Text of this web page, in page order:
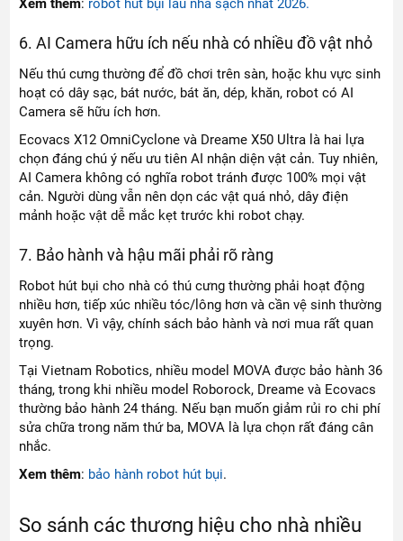
Xem thêm: robot hút bụi lau nhà sạch nhất 2026.
6. AI Camera hữu ích nếu nhà có nhiều đồ vật nhỏ
Nếu thú cưng thường để đồ chơi trên sàn, hoặc khu vực sinh
hoạt có dây sạc, bát nước, bát ăn, dép, khăn, robot có AI
Camera sẽ hữu ích hơn.
Ecovacs X12 OmniCyclone và Dreame X50 Ultra là hai lựa
chọn đáng chú ý nếu ưu tiên AI nhận diện vật cản. Tuy nhiên,
AI Camera không có nghĩa robot tránh được 100% mọi vật
cản. Người dùng vẫn nên dọn các vật quá nhỏ, dây điện
mảnh hoặc vật dễ mắc kẹt trước khi robot chạy.
7. Bảo hành và hậu mãi phải rõ ràng
Robot hút bụi cho nhà có thú cưng thường phải hoạt động
nhiều hơn, tiếp xúc nhiều tóc/lông hơn và cần vệ sinh thường
xuyên hơn. Vì vậy, chính sách bảo hành và nơi mua rất quan
trọng.
Tại Vietnam Robotics, nhiều model MOVA được bảo hành 36
tháng, trong khi nhiều model Roborock, Dreame và Ecovacs
thường bảo hành 24 tháng. Nếu bạn muốn giảm rủi ro chi phí
sửa chữa trong năm thứ ba, MOVA là lựa chọn rất đáng cân
nhắc.
Xem thêm: bảo hành robot hút bụi.
So sánh các thương hiệu cho nhà nhiều